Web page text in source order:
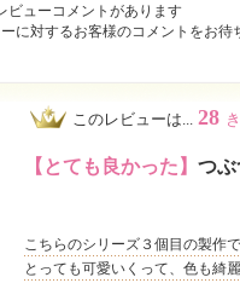
ビューコメントがあります
に対するお客様のコメントをお待
このレビューは... 28
【とても良かった】 つ
こちらのシリーズ３個目の製作
とっても可愛いくって、色も綺